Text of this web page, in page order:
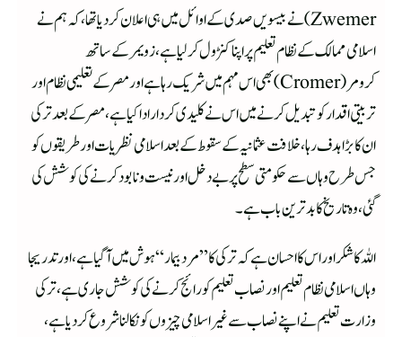
Zwemer)نے بیسویں صدی کے اوائل میں ہی اعلان کر دیا تھا، کہ ہم نے
اسلامی ممالک کے نظام تعلیم پر اپنا کنڑول کر لیا ہے، زویمر کے ساتھ
کرومر(Cromer)بھی اس مہم میں شریک رہا ہے اور مصر کے تعلیمی نظام اور
تربیتی اقدار کو تبدیل کرنے میں اس نے کلیدی کردار ادا کیا ہے، مصر کے بعد ترکی
ان کا بڑا ہدف رہا، خلافت عثمانیہ کے سقوط کے بعد اسلامی نظریات اور طریقوں کو
جس طرح وہاں سے حکومتی سطح پر بے دخل اور نیست ونابود کرنے کی کوشش کی
گئی، وہ تاریخ کا بد ترین باب ہے۔
اللہ کا شکر اور اس کا احسان ہے کہ ترکی کا ”مرد بیمار“ ہوش میں آگیا ہے، اور تدریجا
وہاں اسلامی نظام تعلیم اور نصاب تعلیم کو رائج کر نے کی کوشش جاری ہے، ترکی
وزارت تعلیم نے اپنے نصاب سے غیر اسلامی چیزوں کو نکالنا شروع کر دیا ہے،